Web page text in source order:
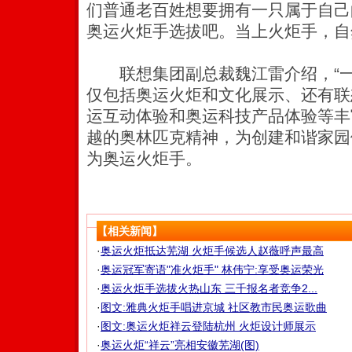
们普通老百姓想要拥有一只属于自
奥运火炬手选拔吧。当上火炬手，
联想集团副总裁魏江雷介绍，“
仅包括奥运火炬和文化展示、还有
运互动体验和奥运科技产品体验等
越的奥林匹克精神，为创建和谐家
为奥运火炬手。
【相关新闻】
·奥运火炬抵达芜湖 火炬手候选人赵薇呼声最高
·奥运冠军寄语"准火炬手" 林伟宁:享受奥运荣光
·奥运火炬手选拔火热山东 三千报名者竞争2...
·图文:雅典火炬手唱进京城 社区教市民奥运歌曲
·图文:奥运火炬祥云登陆杭州 火炬设计师展示
·奥运火炬“祥云”亮相安徽芜湖(图)